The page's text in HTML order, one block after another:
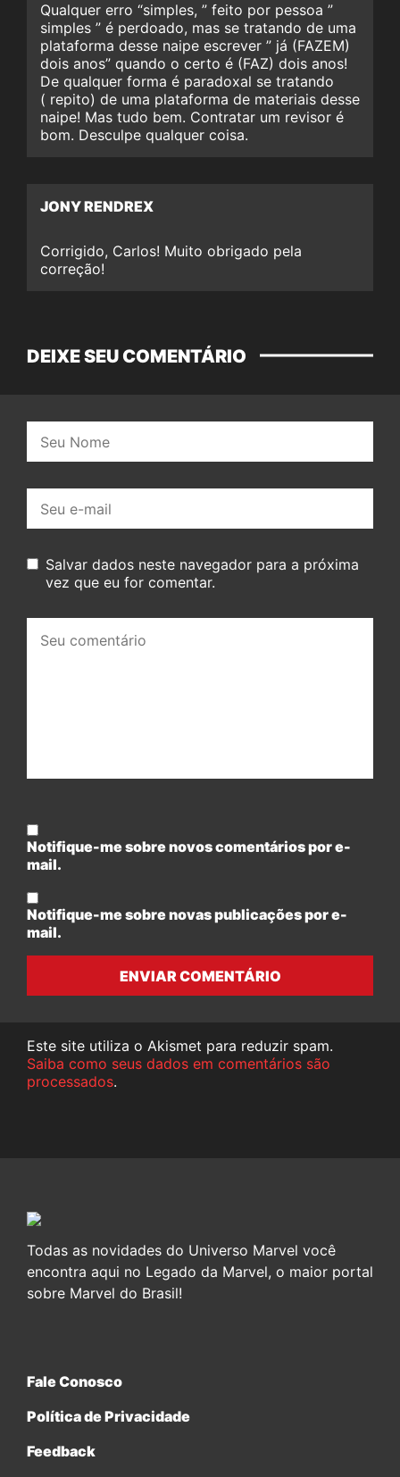
Qualquer erro “simples, ” feito por pessoa ”
simples ” é perdoado, mas se tratando de uma
plataforma desse naipe escrever ” já (FAZEM)
dois anos” quando o certo é (FAZ) dois anos!
De qualquer forma é paradoxal se tratando
( repito) de uma plataforma de materiais desse
naipe! Mas tudo bem. Contratar um revisor é
bom. Desculpe qualquer coisa.
JONY RENDREX
Corrigido, Carlos! Muito obrigado pela
correção!
DEIXE SEU COMENTÁRIO
mail:
Salvar dados neste navegador para a próxima
vez que eu for comentar.
comentário:
Notifique-me sobre novos comentários por e-
mail.
Notifique-me sobre novas publicações por e-
mail.
ENVIAR COMENTÁRIO
Este site utiliza o Akismet para reduzir spam.
Saiba como seus dados em comentários são
processados.
Todas as novidades do Universo Marvel você
encontra aqui no Legado da Marvel, o maior portal
sobre Marvel do Brasil!
Fale Conosco
Política de Privacidade
Feedback